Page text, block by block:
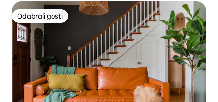
Odabrali gosti
Odabrali gosti